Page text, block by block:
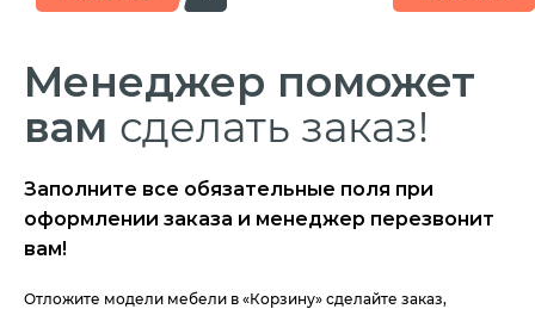
Менеджер поможет
вам сделать заказ!
Заполните все обязательные поля при
оформлении заказа и менеджер перезвонит
вам!
Отложите модели мебели в «Корзину» сделайте заказ,